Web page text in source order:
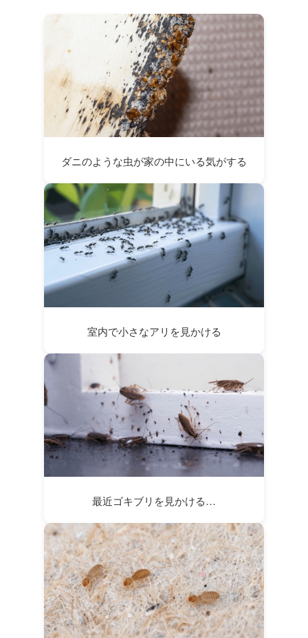
ダニのような虫が家の中にいる気がする
室内で小さなアリを見かける
最近ゴキブリを見かける…